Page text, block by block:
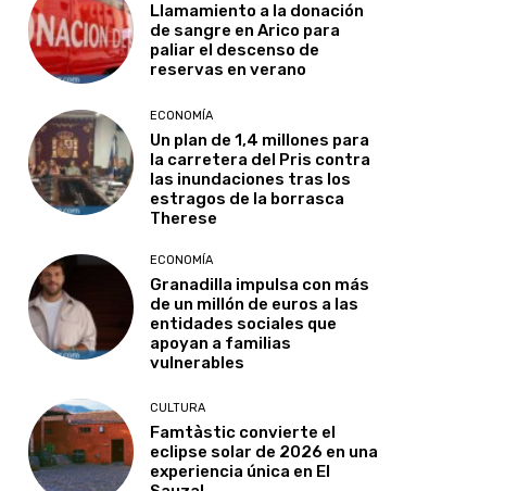
Llamamiento a la donación
de sangre en Arico para
paliar el descenso de
reservas en verano
ECONOMÍA
Un plan de 1,4 millones para
la carretera del Pris contra
las inundaciones tras los
estragos de la borrasca
Therese
ECONOMÍA
Granadilla impulsa con más
de un millón de euros a las
entidades sociales que
apoyan a familias
vulnerables
CULTURA
Famtàstic convierte el
eclipse solar de 2026 en una
experiencia única en El